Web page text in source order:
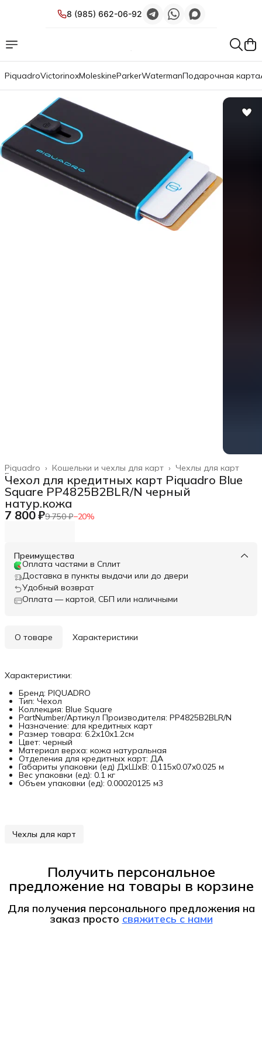
8 (985) 662-06-92
PiquadroVictorinoxMoleskineParkerWatermanПодарочная карта
Чехлы для карт
Кошельки и чехлы для карт ›
Piquadro ›
Главная
Чехол для кредитных карт Piquadro Blue
Square PP4825B2BLR/N черный
натур.кожа
7 800 ₽9 750 ₽−20%
Преимущества
Оплата частями в Сплит
Доставка в пункты выдачи или до двери
Удобный возврат
Оплата — картой, СБП или наличными
О товаре Характеристики
Характеристики:
Бренд: PIQUADRO
Тип: Чехол
Коллекция: Blue Square
PartNumber/Артикул Производителя: PP4825B2BLR/N
Назначение: для кредитных карт
Размер товара: 6.2x10x1.2см
Цвет: черный
Материал верха: кожа натуральная
Отделения для кредитных карт: ДА
Габариты упаковки (ед) ДхШхВ: 0.115x0.07x0.025 м
Вес упаковки (ед): 0.1 кг
Объем упаковки (ед): 0.00020125 м3
Чехлы для карт
Получить персональное
предложение на товары в корзине
Для получения персонального предложения на
заказ просто свяжитесь с нами